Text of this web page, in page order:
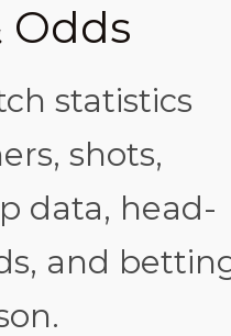
Odds
statistics
shots,
data, head-
and